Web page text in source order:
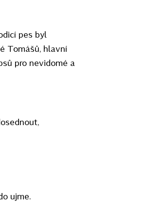
pes byl
Tomášů, hlavní
pro nevidomé a
ujme.